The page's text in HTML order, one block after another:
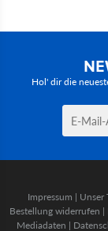
Hol' dir die
Impressum | Unser
Bestellung widerrufen |
Mediadaten |